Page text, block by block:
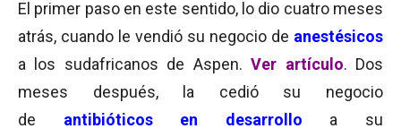
El primer paso en este sentido, lo dio cuatro meses
atrás, cuando le vendió su negocio de anestésicos
a los sudafricanos de Aspen.Ver artículo. Dos
meses después, la cedió su negocio
de antibióticos en desarrollo a su